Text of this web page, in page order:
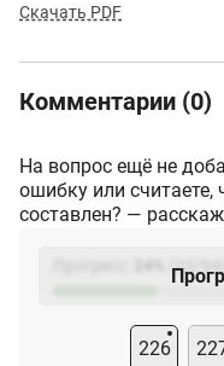
Скачать PDF
Комментарии (0)
На вопрос ещё не
ошибку или считаете,
составлен? —
(23
226